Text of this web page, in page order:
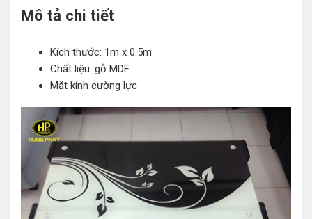
Mô tả chi tiết
Kích thước: 1m x 0.5m
Chất liệu: gỗ MDF
Mặt kính cường lực